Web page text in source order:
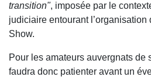
transition", imposée par le
judiciaire entourant
Show.
Pour les amateurs auvergnats de
faudra donc patienter avant un